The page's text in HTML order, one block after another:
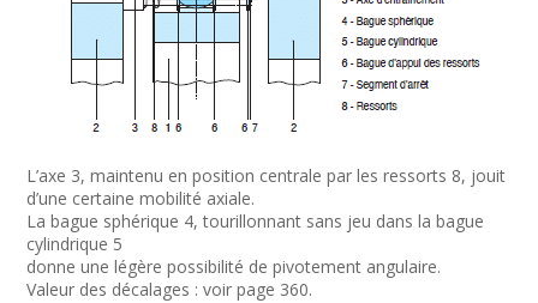
L’axe 3, maintenu en position centrale par les ressorts 8, jouit
d’une certaine mobilité axiale.
La bague sphérique 4, tourillonnant sans jeu dans la bague
cylindrique 5
donne une légère possibilité de pivotement angulaire.
Valeur des décalages : voir page 360.